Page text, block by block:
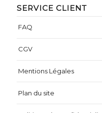
SERVICE CLIENT
FAQ
CGV
Mentions Légales
Plan du site